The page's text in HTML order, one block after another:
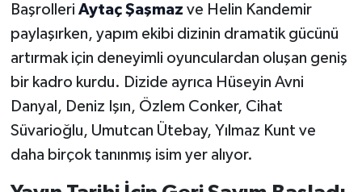
Başrolleri Aytaç Şaşmaz ve Helin Kandemir
paylaşırken, yapım ekibi dizinin dramatik gücünü
artırmak için deneyimli oyunculardan oluşan geniş
bir kadro kurdu. Dizide ayrıca Hüseyin Avni
Danyal, Deniz Işın, Özlem Conker, Cihat
Süvarioğlu, Umutcan Ütebay, Yılmaz Kunt ve
daha birçok tanınmış isim yer alıyor.